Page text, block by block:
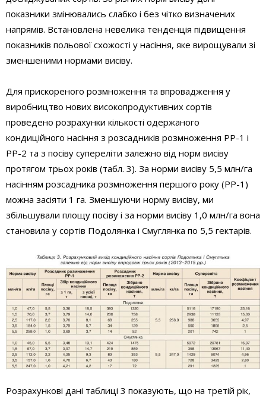
показники змінювались слабко і без чітко визначених
напрямів. Встановлена невелика тенденція підвищення
показників польової схожості у насіння, яке вирощували зі
зменшеними нормами висіву.
Для прискореного розмноження та впровадження у
виробництво нових високопродуктивних сортів
проведено розрахунки кількості одержаного
кондиційного насіння з розсадників розмноження РР-1 і
РР-2 та з посіву супереліти залежно від норм висіву
протягом трьох років (табл. 3). За норми висіву 5,5 млн/га
насінням розсадника розмноження першого року (РР-1)
можна засіяти 1 га. Зменшуючи норму висіву, ми
збільшували площу посіву і за норми висіву 1,0 млн/га вона
становила у сортів Подолянка і Смуглянка по 5,5 гектарів.
Розрахункові дані таблиці 3 показують, що на третій рік,